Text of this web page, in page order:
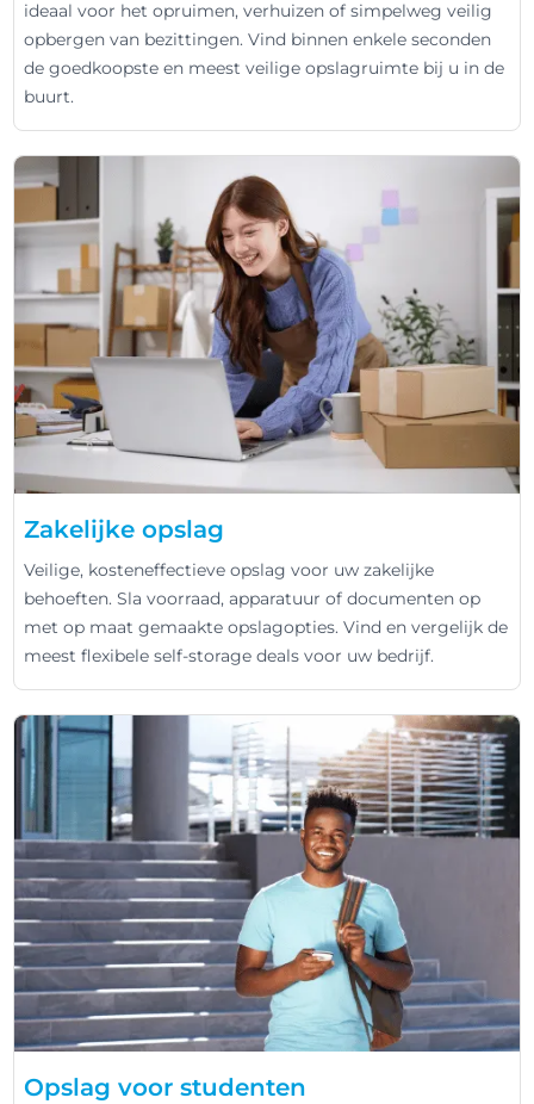
ideaal voor het opruimen, verhuizen of simpelweg veilig
opbergen van bezittingen. Vind binnen enkele seconden
de goedkoopste en meest veilige opslagruimte bij u in de
buurt.
Zakelijke opslag
Veilige, kosteneffectieve opslag voor uw zakelijke
behoeften. Sla voorraad, apparatuur of documenten op
met op maat gemaakte opslagopties. Vind en vergelijk de
meest flexibele self-storage deals voor uw bedrijf.
Opslag voor studenten